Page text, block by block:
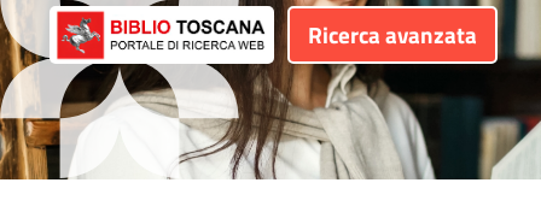
Ricerca avanzata